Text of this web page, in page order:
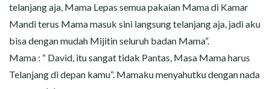
telanjang aja, Mama Lepas semua pakaian Mama di Kamar
Mandi terus Mama masuk sini langsung telanjang aja, jadi aku
bisa dengan mudah Mijitin seluruh badan Mama”.
Mama : “ David, itu sangat tidak Pantas, Masa Mama harus
Telanjang di depan kamu”. Mamaku menyahutku dengan nada